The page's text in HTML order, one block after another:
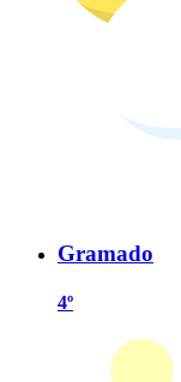
Gramado
4º